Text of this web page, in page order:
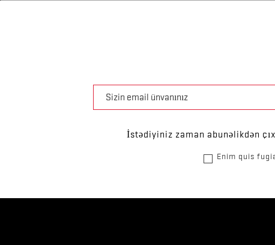
İstədiyiniz zaman abunəlikdən
Enim quis